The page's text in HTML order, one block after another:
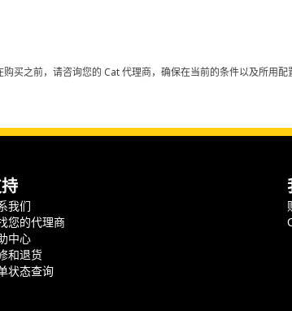
买之前，请咨询您的 Cat 代理商，确保在当前的条件以及所用
我们
您的代理商
中心
和退货
状态查询